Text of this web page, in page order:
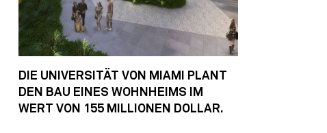
DIE UNIVERSITÄT VON MIAMI PLANT
DEN BAU EINES WOHNHEIMS IM
WERT VON 155 MILLIONEN DOLLAR.